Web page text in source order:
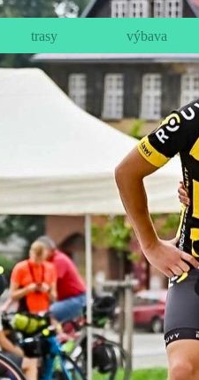
trasy výbava